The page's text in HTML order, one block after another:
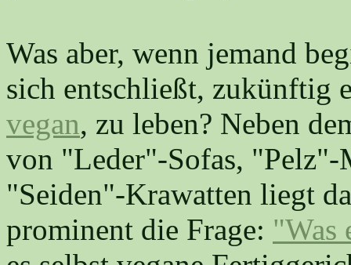
Was aber, wenn jemand
sich entschließt, zukünftig
vegan, zu leben? Neben
von "Leder"-Sofas,
"Seiden"-Krawatten liegt
prominent die Frage: "Was